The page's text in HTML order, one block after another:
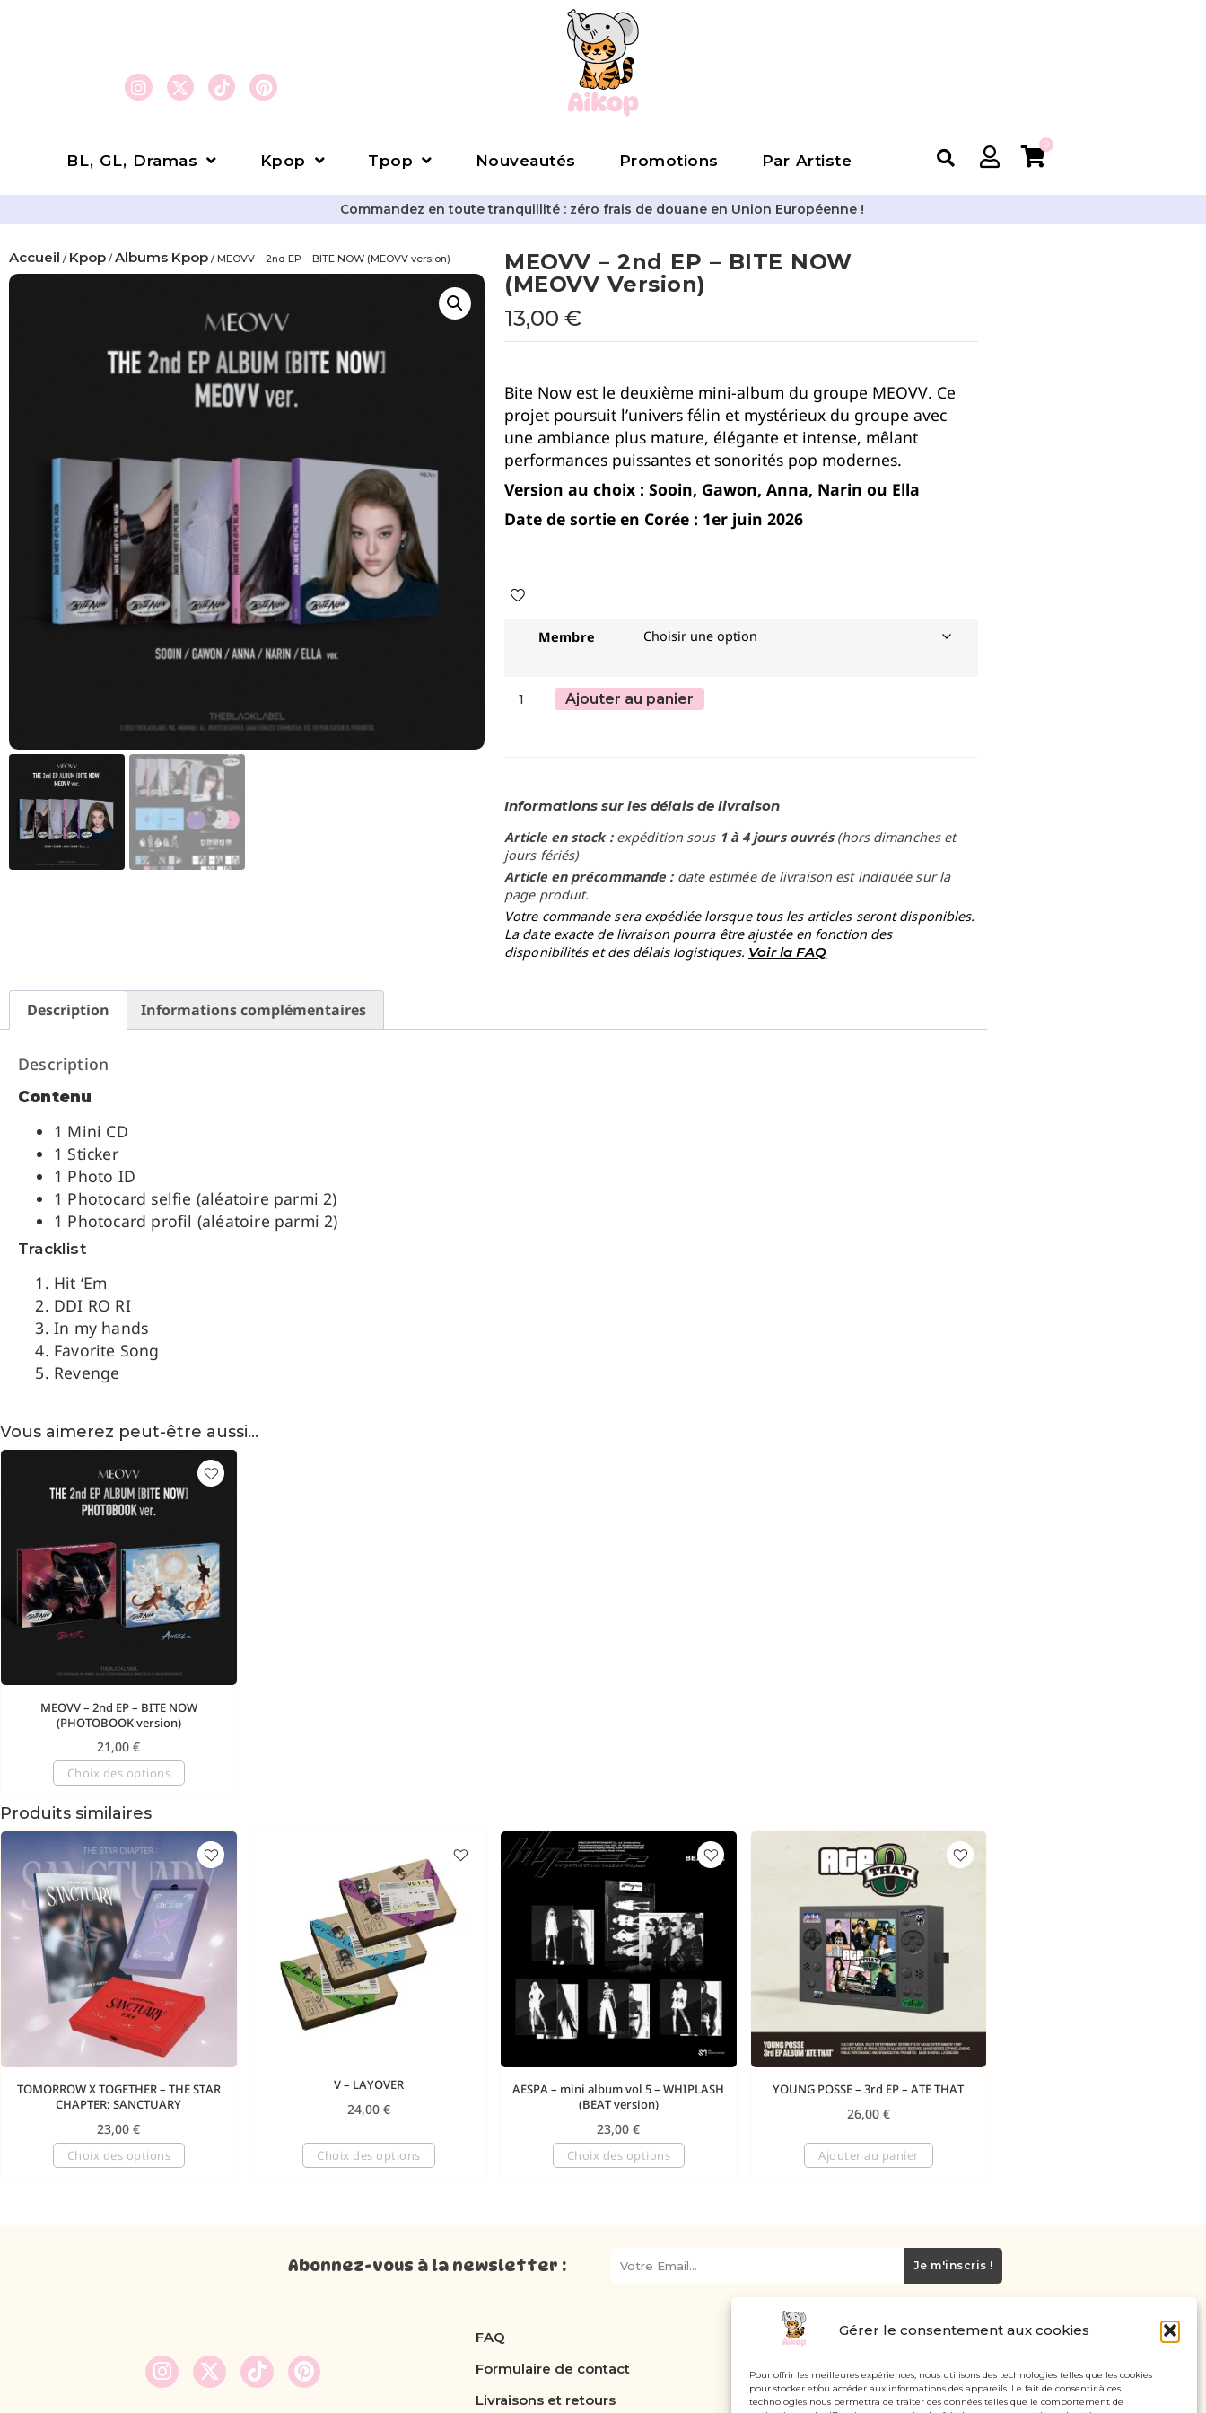
Gérer le consentement aux cookies
Pour offrir les meilleures expériences, nous utilisons des technologies telles que les cookies
pour stocker et/ou accéder aux informations des appareils. Le fait de consentir à ces
technologies nous permettra de traiter des données telles que le comportement de
BL, GL, Dramas Kpop Tpop Nouveautés Promotions Par Artiste
0
Commandez en toute tranquillité : zéro frais de douane en Union Européenne !
Accueil / Kpop / Albums Kpop / MEOVV – 2nd EP – BITE NOW (MEOVV version)
MEOVV – 2nd EP – BITE NOW
(MEOVV Version)
13,00 €
Bite Now est le deuxième mini-album du groupe MEOVV. Ce
projet poursuit l’univers félin et mystérieux du groupe avec
une ambiance plus mature, élégante et intense, mêlant
performances puissantes et sonorités pop modernes.
Version au choix : Sooin, Gawon, Anna, Narin ou Ella
Date de sortie en Corée : 1er juin 2026
Membre
Ajouter au panier
Informations sur les délais de livraison
Article en stock : expédition sous 1 à 4 jours ouvrés(hors dimanches et
jours fériés)
Article en précommande : date estimée de livraison est indiquée sur la
page produit.
Votre commande sera expédiée lorsque tous les articles seront disponibles.
La date exacte de livraison pourra être ajustée en fonction des
disponibilités et des délais logistiques. Voir la FAQ
Description Informations complémentaires
Description
Contenu
1 Mini CD
1 Sticker
1 Photo ID
1 Photocard selfie (aléatoire parmi 2)
1 Photocard profil (aléatoire parmi 2)
Tracklist
Hit ‘Em
DDI RO RI
In my hands
Favorite Song
Revenge
Vous aimerez peut-être aussi…
MEOVV – 2nd EP – BITE NOW
(PHOTOBOOK version)
21,00€
Choix des options
Produits similaires
TOMORROW X TOGETHER – THE STAR
CHAPTER: SANCTUARY
23,00€
Choix des options
V – LAYOVER
24,00 €
Choix des options
AESPA – mini album vol 5 – WHIPLASH
(BEAT version)
23,00€
Choix des options
YOUNG POSSE – 3rd EP – ATE THAT
26,00 €
Ajouter au panier
Abonnez-vous à la newsletter : Je m'inscris !
FAQ
Formulaire de contact
Livraisons et retours
Carte cadeau
Politique de confidentialité
Mentions légales - CGV